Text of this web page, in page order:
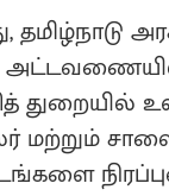
தமிழ்நாடு
மற்றும்